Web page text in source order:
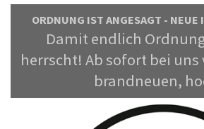
ORDNUNG IST ANGESAGT - NEUE
Damit endlich
herrscht! Ab sofort bei uns
brandneuen,